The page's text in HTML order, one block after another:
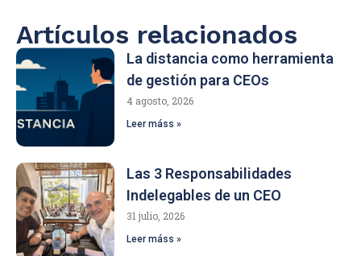
Artículos relacionados
La distancia como herramienta
de gestión para CEOs
4 agosto, 2026
Leer máss »
Las 3 Responsabilidades
Indelegables de un CEO
31 julio, 2026
Leer máss »